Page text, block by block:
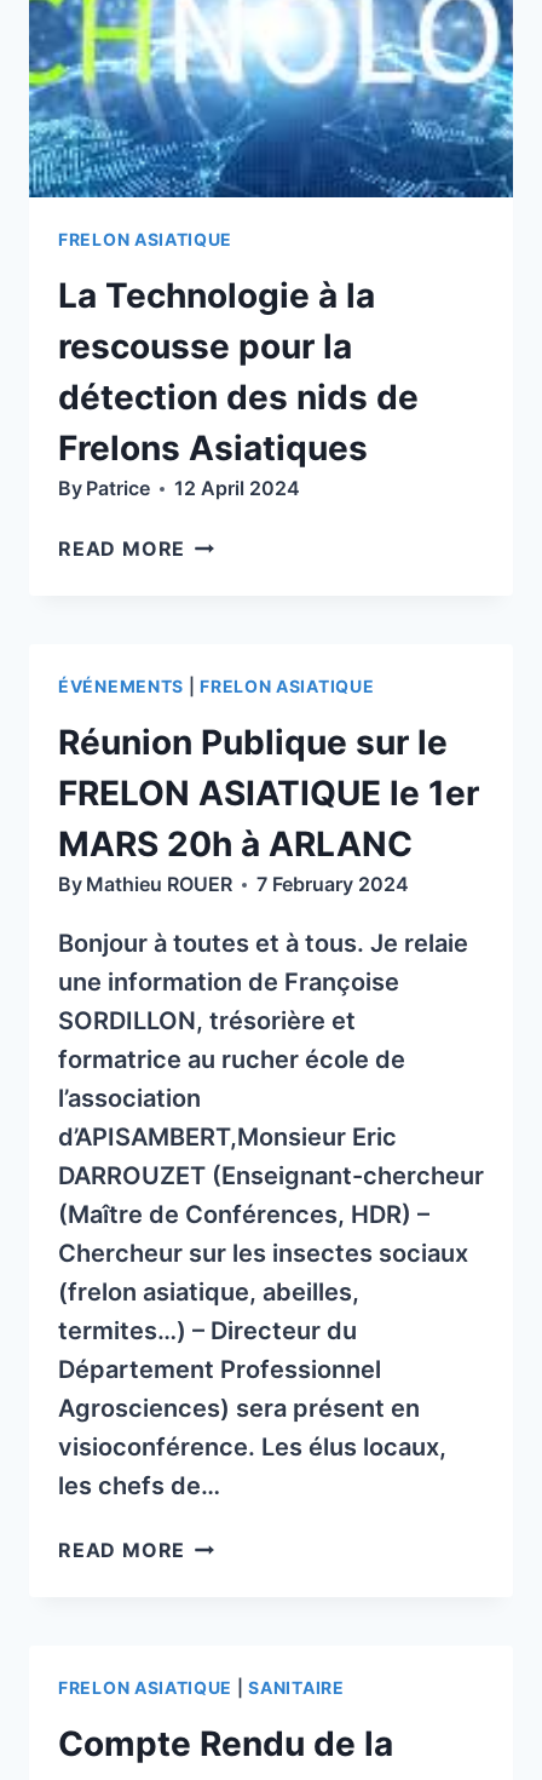
GDSA
63
AU
PRINTEMPS
2024
FRELON ASIATIQUE
La Technologie à la
rescousse pour la
détection des nids de
Frelons Asiatiques
By Patrice 12 April 2024
READ MORE LA
POUR
LA
DÉTECTION
DES
NIDS
DE
FRELONS
ÉVÉNEMENTS |FRELON ASIATIQUE
Réunion Publique sur le
FRELON ASIATIQUE le 1er
MARS 20h à ARLANC
By Mathieu ROUER 7 February 2024
Bonjour à toutes et à tous. Je relaie
une information de Françoise
SORDILLON, trésorière et
formatrice au rucher école de
l’association
d’APISAMBERT,Monsieur Eric
DARROUZET (Enseignant-chercheur
(Maître de Conférences, HDR) –
Chercheur sur les insectes sociaux
(frelon asiatique, abeilles,
termites…) – Directeur du
Département Professionnel
Agrosciences) sera présent en
visioconférence. Les élus locaux,
les chefs de…
READ MORE RÉUNION
ASIATIQUE
LE
1ER
FRELON ASIATIQUE |SANITAIRE
Compte Rendu de la